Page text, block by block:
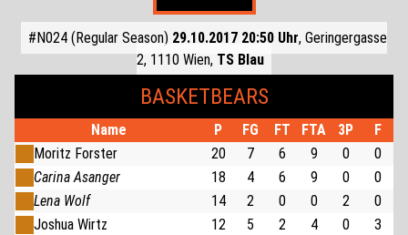
#N024 (Regular Season) 29.10.2017 20:50 Uhr, Geringergasse
2, 1110 Wien, TS Blau
BASKETBEARS
Name P FG FT FTA 3P
F
Moritz Forster
20 7 6 9 0
0
Carina Asanger
18 4 6 9 0
0
Lena Wolf
14 2 0 0 2
0
Joshua Wirtz
12 5 2 4 0
3